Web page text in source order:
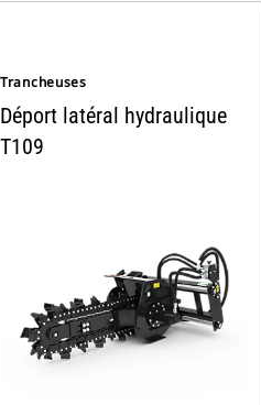
Trancheuses
Déport latéral hydraulique
T109